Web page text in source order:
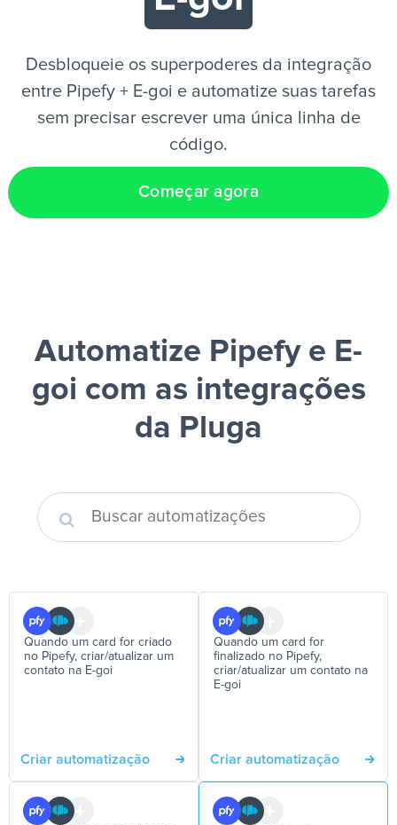
Desbloqueie os superpoderes da integração
entre Pipefy + E-goi e automatize suas tarefas
sem precisar escrever uma única linha de
código.
Começar agora
Automatize Pipefy e E-
goi com as integrações
da Pluga
Quando um card for criado
no Pipefy, criar/atualizar um
contato na E-goi
Criar automatização
Quando um card for
finalizado no Pipefy,
criar/atualizar um contato na
E-goi
Criar automatização